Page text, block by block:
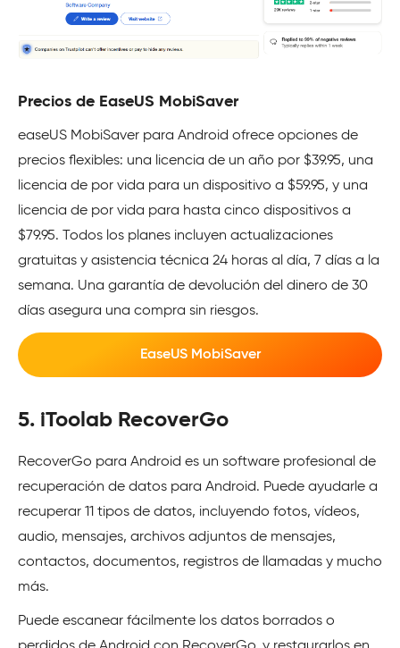
Precios de EaseUS MobiSaver
easeUS MobiSaver para Android ofrece opciones de
precios flexibles: una licencia de un año por $39.95, una
licencia de por vida para un dispositivo a $59.95, y una
licencia de por vida para hasta cinco dispositivos a
$79.95. Todos los planes incluyen actualizaciones
gratuitas y asistencia técnica 24 horas al día, 7 días a la
semana. Una garantía de devolución del dinero de 30
días asegura una compra sin riesgos.
EaseUS MobiSaver
5. iToolab RecoverGo
RecoverGo para Android es un software profesional de
recuperación de datos para Android. Puede ayudarle a
recuperar 11 tipos de datos, incluyendo fotos, vídeos,
audio, mensajes, archivos adjuntos de mensajes,
contactos, documentos, registros de llamadas y mucho
más.
Puede escanear fácilmente los datos borrados o